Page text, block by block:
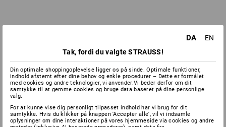
DA
EN
Tak, fordi du valgte STRAUSS!
Din optimale shoppingoplevelse ligger os på sinde. Optimale funktioner,
indhold afstemt efter dine behov og enkle procedurer – Dette er formålet
med cookies og andre teknologier, vi anvender.Vi beder derfor om dit
samtykke til at gemme cookies og bruge data baseret på dine personlige
valg.
For at kunne vise dig personligt tilpasset indhold har vi brug for dit
samtykke. Hvis du klikker på knappen 'Accepter alle', vil vi indsamle
oplysninger om dine interaktioner på vores hjemmeside via cookies og andre